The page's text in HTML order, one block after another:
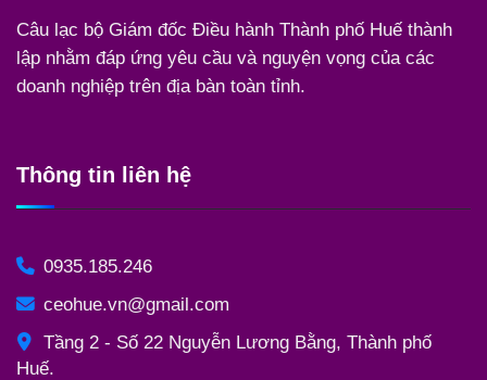
Câu lạc bộ Giám đốc Điều hành Thành phố Huế thành
lập nhằm đáp ứng yêu cầu và nguyện vọng của các
doanh nghiệp trên địa bàn toàn tỉnh.
Thông tin liên hệ
0935.185.246
ceohue.vn@gmail.com
Tầng 2 - Số 22 Nguyễn Lương Bằng, Thành phố
Huế.